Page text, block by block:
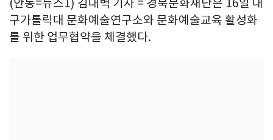
(안동=뉴스1) 김대벽 기자 = 경북문화재단은 16일 대
구가톨릭대 문화예술연구소와 문화예술교육 활성화
를 위한 업무협약을 체결했다.